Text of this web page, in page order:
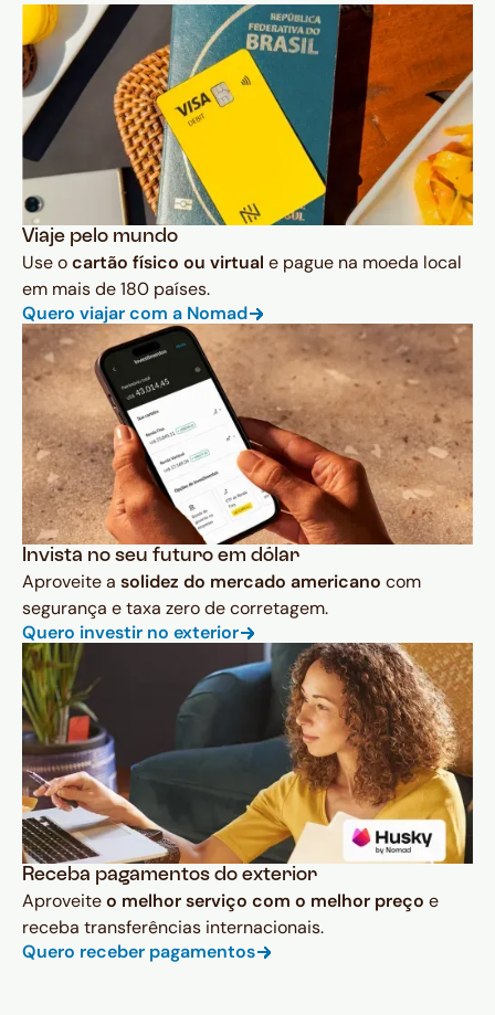
Viaje pelo mundo
Use ocartão físico ou virtual e pague na moeda local
em mais de 180 países.
Quero viajar com a Nomad
Invista no seu futuro em dólar
Aproveite a solidez do mercado americano com
segurança e taxa zero de corretagem.
Quero investir no exterior
Receba pagamentos do exterior
Aproveiteo melhor serviço com o melhor preço e
receba transferências internacionais.
Quero receber pagamentos